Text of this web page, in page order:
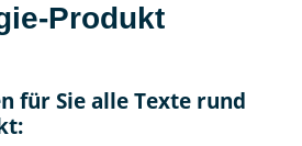
Produkt
für Sie alle Texte rund